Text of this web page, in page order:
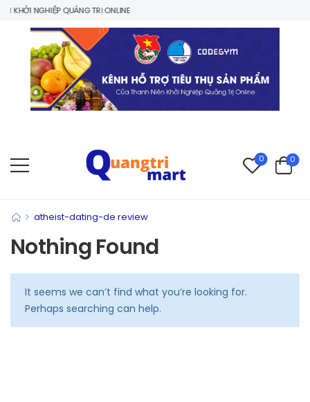
NGHIỆP QUẢNG TRỊ ONLINE
0 0
> atheist-dating-de review
Nothing Found
It seems we can’t find what you’re looking for.
Perhaps searching can help.